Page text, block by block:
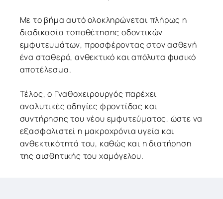
Με το βήμα αυτό ολοκληρώνεται πλήρως η
διαδικασία τοποθέτησης οδοντικών
εμφυτευμάτων, προσφέροντας στον ασθενή
ένα σταθερό, ανθεκτικό και απόλυτα φυσικό
αποτέλεσμα.
Τέλος, ο Γναθοχειρουργός παρέχει
αναλυτικές οδηγίες φροντίδας και
συντήρησης του νέου εμφυτεύματος, ώστε να
εξασφαλιστεί η μακροχρόνια υγεία και
ανθεκτικότητά του, καθώς και η διατήρηση
της αισθητικής του χαμόγελου.